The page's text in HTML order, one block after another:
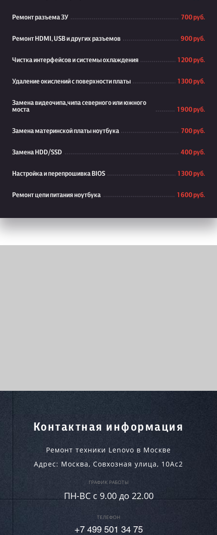
Ремонт разъема ЗУ 700 руб.
Ремонт HDMI, USB и других разъемов 900 руб.
Чистка интерфейсов и системы охлаждения 1 200 руб.
Удаление окислений с поверхности платы 1 300 руб.
Замена видеочипа,чипа северного или южного
моста
1 900 руб.
Замена материнской платы ноутбука 700 руб.
Замена HDD/SSD 400 руб.
Настройка и перепрошивка BIOS 1 300 руб.
Ремонт цепи питания ноутбука 1 600 руб.
Контактная информация
Ремонт техники Lenovo в Москве
Адрес: Москва, Совхозная улица, 10Ас2
ГРАФИК РАБОТЫ
ПН-ВC c 9.00 до 22.00
ТЕЛЕФОН
+7 499 501 34 75